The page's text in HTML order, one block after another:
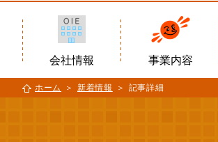
会社情報 事業内容
ホーム 新着情報 記事詳細